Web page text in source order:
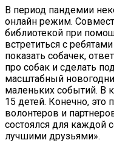
В период пандемии
онлайн режим.
библиотекой при
встретиться с
показать собачек,
про собак и сделать
масштабный
маленьких событий. В
15 детей. Конечно, это
волонтеров и
состоялся для каждой
лучшими друзьями».